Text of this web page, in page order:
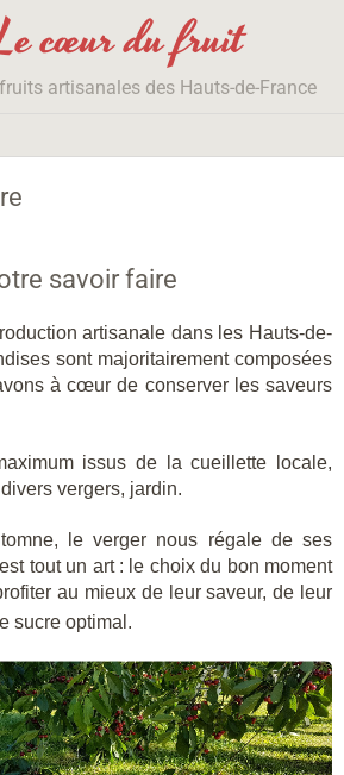
cœur du fruit
artisanales des Hauts-de-France
savoir faire
artisanale dans les Hauts-de-
sont majoritairement composées
à cœur de conserver les saveurs
issus de la cueillette locale,
vergers, jardin.
le verger nous régale de ses
tout un art : le choix du bon moment
au mieux de leur saveur, de leur
sucre optimal.